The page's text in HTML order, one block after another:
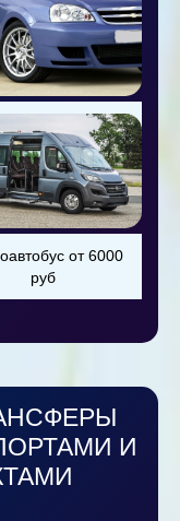
от 800 руб
от 6000
руб
И